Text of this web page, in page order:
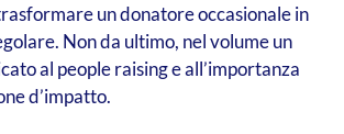
un donatore occasionale in
Non da ultimo, nel volume un
al people raising e all’importanza
d’impatto.